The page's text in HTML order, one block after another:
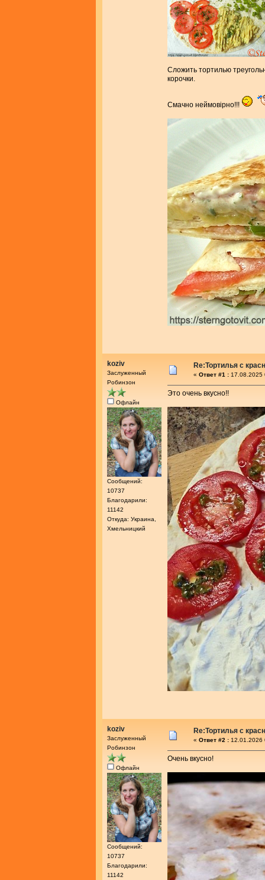
Сложить тортилью
корочки.
Смачно неймовiрно!!!
koziv
Заслуженный
Робинзон
Офлайн
Сообщений:
10737
Благодарили:
11142
Откуда: Украина,
Хмельницкий
Re:Тортилья с
« Ответ #1 : 17.08.2025
Это очень вкусно!!
koziv
Заслуженный
Робинзон
Офлайн
Сообщений:
10737
Благодарили:
11142
Re:Тортилья с
« Ответ #2 : 12.01.2026
Очень вкусно!